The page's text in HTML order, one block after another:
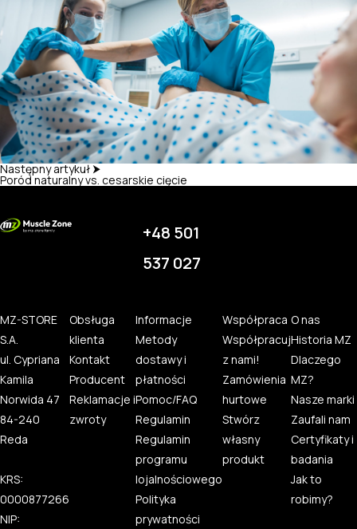
Następny artykuł ⮞
Poród naturalny vs. cesarskie cięcie
+48 501
537 027
MZ-STORE
S.A.
ul. Cypriana
Kamila
Norwida 47
84-240
Reda
KRS:
0000877266
NIP:
Obsługa
klienta
Kontakt
Producent
Reklamacje i
zwroty
Informacje
Metody
dostawy i
płatności
Pomoc/FAQ
Regulamin
Regulamin
programu
lojalnościowego
Polityka
prywatności
Współpraca
Współpracuj
z nami!
Zamówienia
hurtowe
Stwórz
własny
produkt
O nas
Historia MZ
Dlaczego
MZ?
Nasze marki
Zaufali nam
Certyfikaty i
badania
Jak to
robimy?